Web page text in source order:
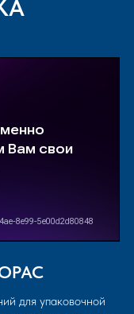
для упаковочной